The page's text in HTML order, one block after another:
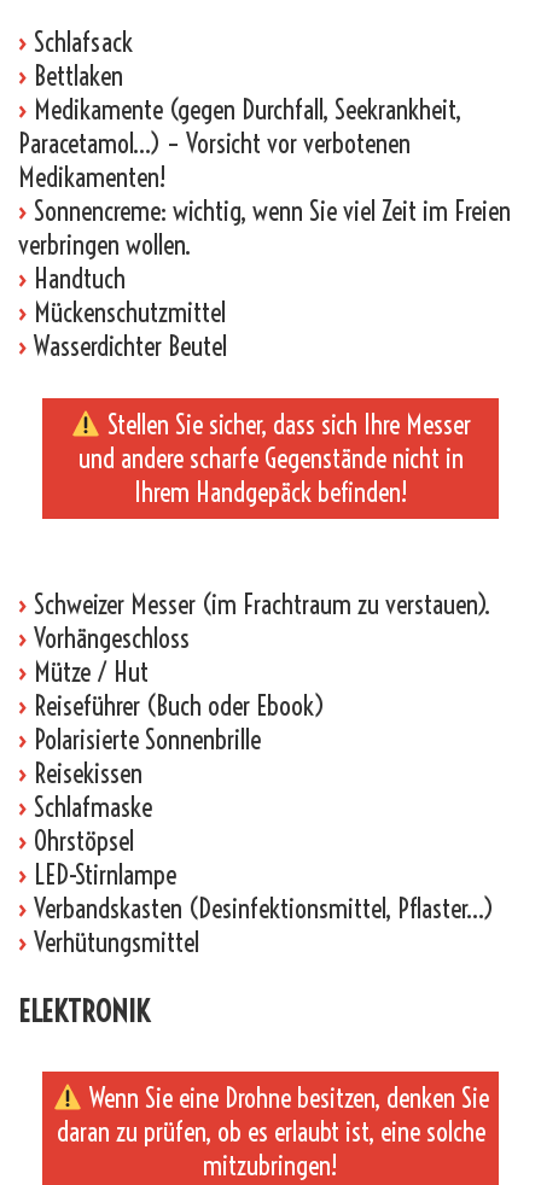
› Schlafsack
› Bettlaken
› Medikamente (gegen Durchfall, Seekrankheit,
Paracetamol…) – Vorsicht vor verbotenen
Medikamenten!
› Sonnencreme: wichtig, wenn Sie viel Zeit im Freien
verbringen wollen.
› Handtuch
› Mückenschutzmittel
› Wasserdichter Beutel
Stellen Sie sicher, dass sich Ihre Messer
und andere scharfe Gegenstände nicht in
Ihrem Handgepäck befinden!
› Schweizer Messer (im Frachtraum zu verstauen).
› Vorhängeschloss
› Mütze / Hut
› Reiseführer (Buch oder Ebook)
› Polarisierte Sonnenbrille
› Reisekissen
› Schlafmaske
› Ohrstöpsel
› LED-Stirnlampe
› Verbandskasten (Desinfektionsmittel, Pflaster…)
› Verhütungsmittel
ELEKTRONIK
Wenn Sie eine Drohne besitzen, denken Sie
daran zu prüfen, ob es erlaubt ist, eine solche
mitzubringen!